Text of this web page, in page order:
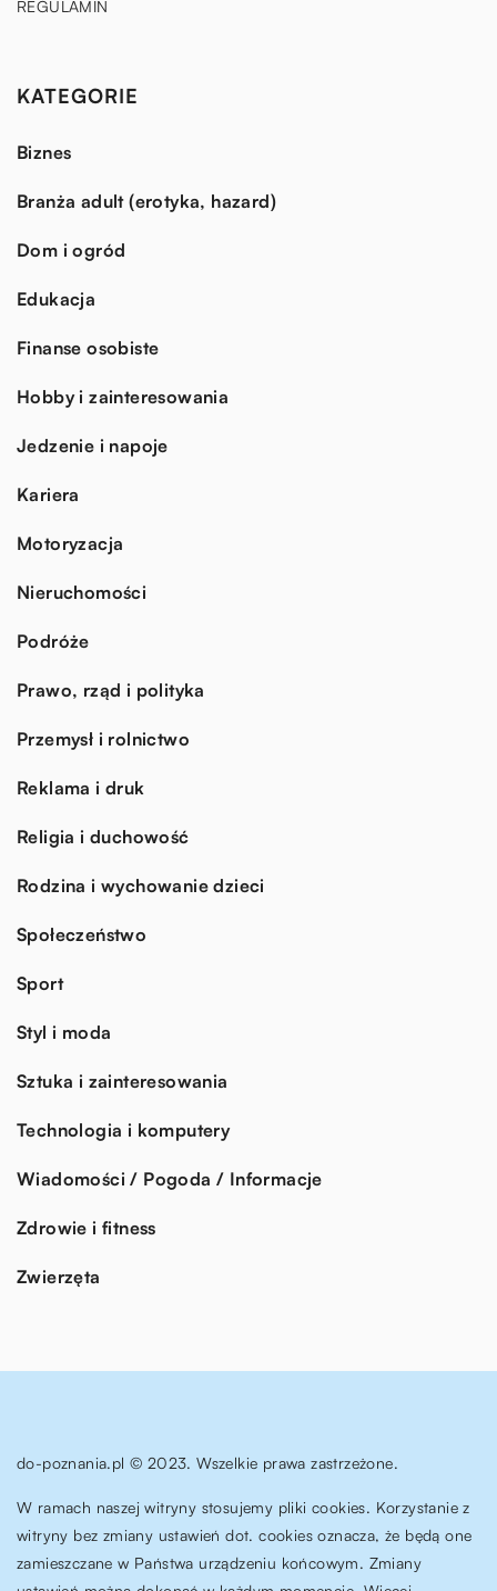
REGULAMIN
KATEGORIE
Biznes
Branża adult (erotyka, hazard)
Dom i ogród
Edukacja
Finanse osobiste
Hobby i zainteresowania
Jedzenie i napoje
Kariera
Motoryzacja
Nieruchomości
Podróże
Prawo, rząd i polityka
Przemysł i rolnictwo
Reklama i druk
Religia i duchowość
Rodzina i wychowanie dzieci
Społeczeństwo
Sport
Styl i moda
Sztuka i zainteresowania
Technologia i komputery
Wiadomości / Pogoda / Informacje
Zdrowie i fitness
Zwierzęta
do-poznania.pl © 2023. Wszelkie prawa zastrzeżone.
W ramach naszej witryny stosujemy pliki cookies. Korzystanie z
witryny bez zmiany ustawień dot. cookies oznacza, że będą one
zamieszczane w Państwa urządzeniu końcowym. Zmiany